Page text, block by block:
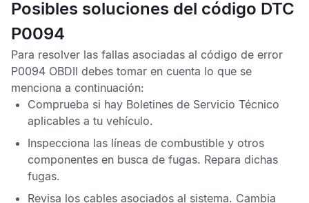
Posibles soluciones del código DTC
P0094
Para resolver las fallas asociadas al código de error
P0094 OBDII debes tomar en cuenta lo que se
menciona a continuación:
Comprueba si hay Boletines de Servicio Técnico
aplicables a tu vehículo.
Inspecciona las líneas de combustible y otros
componentes en busca de fugas. Repara dichas
fugas.
Revisa los cables asociados al sistema. Cambia